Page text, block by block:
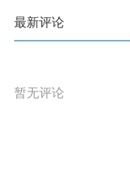
最新评论
暂无评论